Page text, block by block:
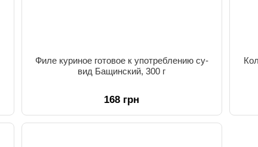
Филе куриное готовое к употреблению су-
вид Бащинский, 300 г
168 грн